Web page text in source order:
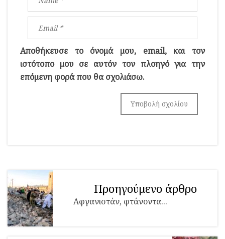
Αποθήκευσε το όνομά μου, email, και τον
ιστότοπο μου σε αυτόν τον πλοηγό για την
επόμενη φορά που θα σχολιάσω.
Προηγούμενο άρθρο
Αφγανιστάν, φτάνοντα...